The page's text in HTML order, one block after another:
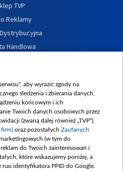
TVP
Reklamy
Handlowa
wewnętrznych
aby wyrazić zgody na
śledzenia i zbierania danych,
końcowym i ich
Twoich danych osobowych przez
(zwaną dalej również „TVP”),
firm) oraz pozostałych Zaufanych
marketingowych (w tym do
do Twoich zainteresowań i
które wskazujemy poniżej, a
nas identyfikatora PPID do Google.